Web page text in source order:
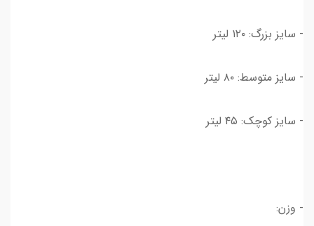
- سایز بزرگ: ۱۲۰ لیتر
- سایز متوسط: ۸۰ لیتر
- سایز کوچک: ۴۵ لیتر
- وزن: